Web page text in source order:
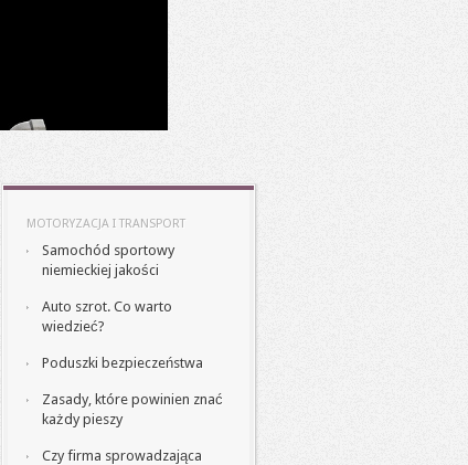
MOTORYZACJA I TRANSPORT
Samochód sportowy
niemieckiej jakości
Auto szrot. Co warto
wiedzieć?
Poduszki bezpieczeństwa
Zasady, które powinien znać
każdy pieszy
Czy firma sprowadzająca